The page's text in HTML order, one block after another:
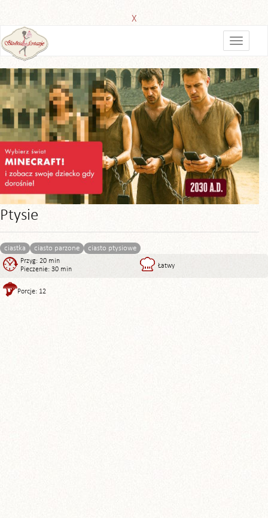
X
Ptysie
ciastka ciasto parzone ciasto ptysiowe
Przyg: 20 min
Pieczenie: 30 min
Łatwy
Porcje: 12